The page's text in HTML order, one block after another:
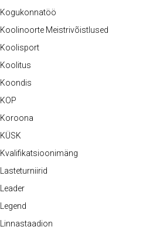
Kogukonnatöö
Koolinoorte Meistrivõistlused
Koolisport
Koolitus
Koondis
KOP
Koroona
KÜSK
Kvalifikatsioonimäng
Lasteturniirid
Leader
Legend
Linnastaadion